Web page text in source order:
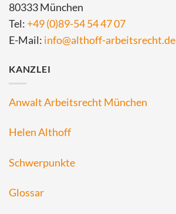
80333 München
Tel: +49 (0)89-54 54 47 07
E-Mail: info@althoff-arbeitsrecht.de
KANZLEI
Anwalt Arbeitsrecht München
Helen Althoff
Schwerpunkte
Glossar